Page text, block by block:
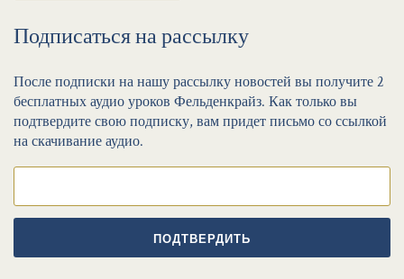
Подписаться на рассылку
После подписки на нашу рассылку новостей вы получите 2
бесплатных аудио уроков Фельденкрайз. Как только вы
подтвердите свою подписку, вам придет письмо со ссылкой
на скачивание аудио.
ПОДТВЕРДИТЬ